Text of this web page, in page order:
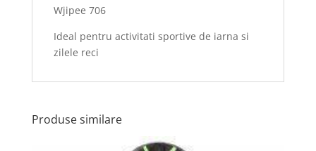
Wjipee 706
Ideal pentru activitati sportive de iarna si
zilele reci
Produse similare